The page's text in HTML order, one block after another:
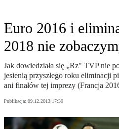
Euro 2016 i
2018 nie
Jak dowiedziała się „Rz" TVP nie
jesienią przyszłego roku eliminacji
ani finałów tej imprezy (Francja
Publikacja: 09.12.2013 17:39